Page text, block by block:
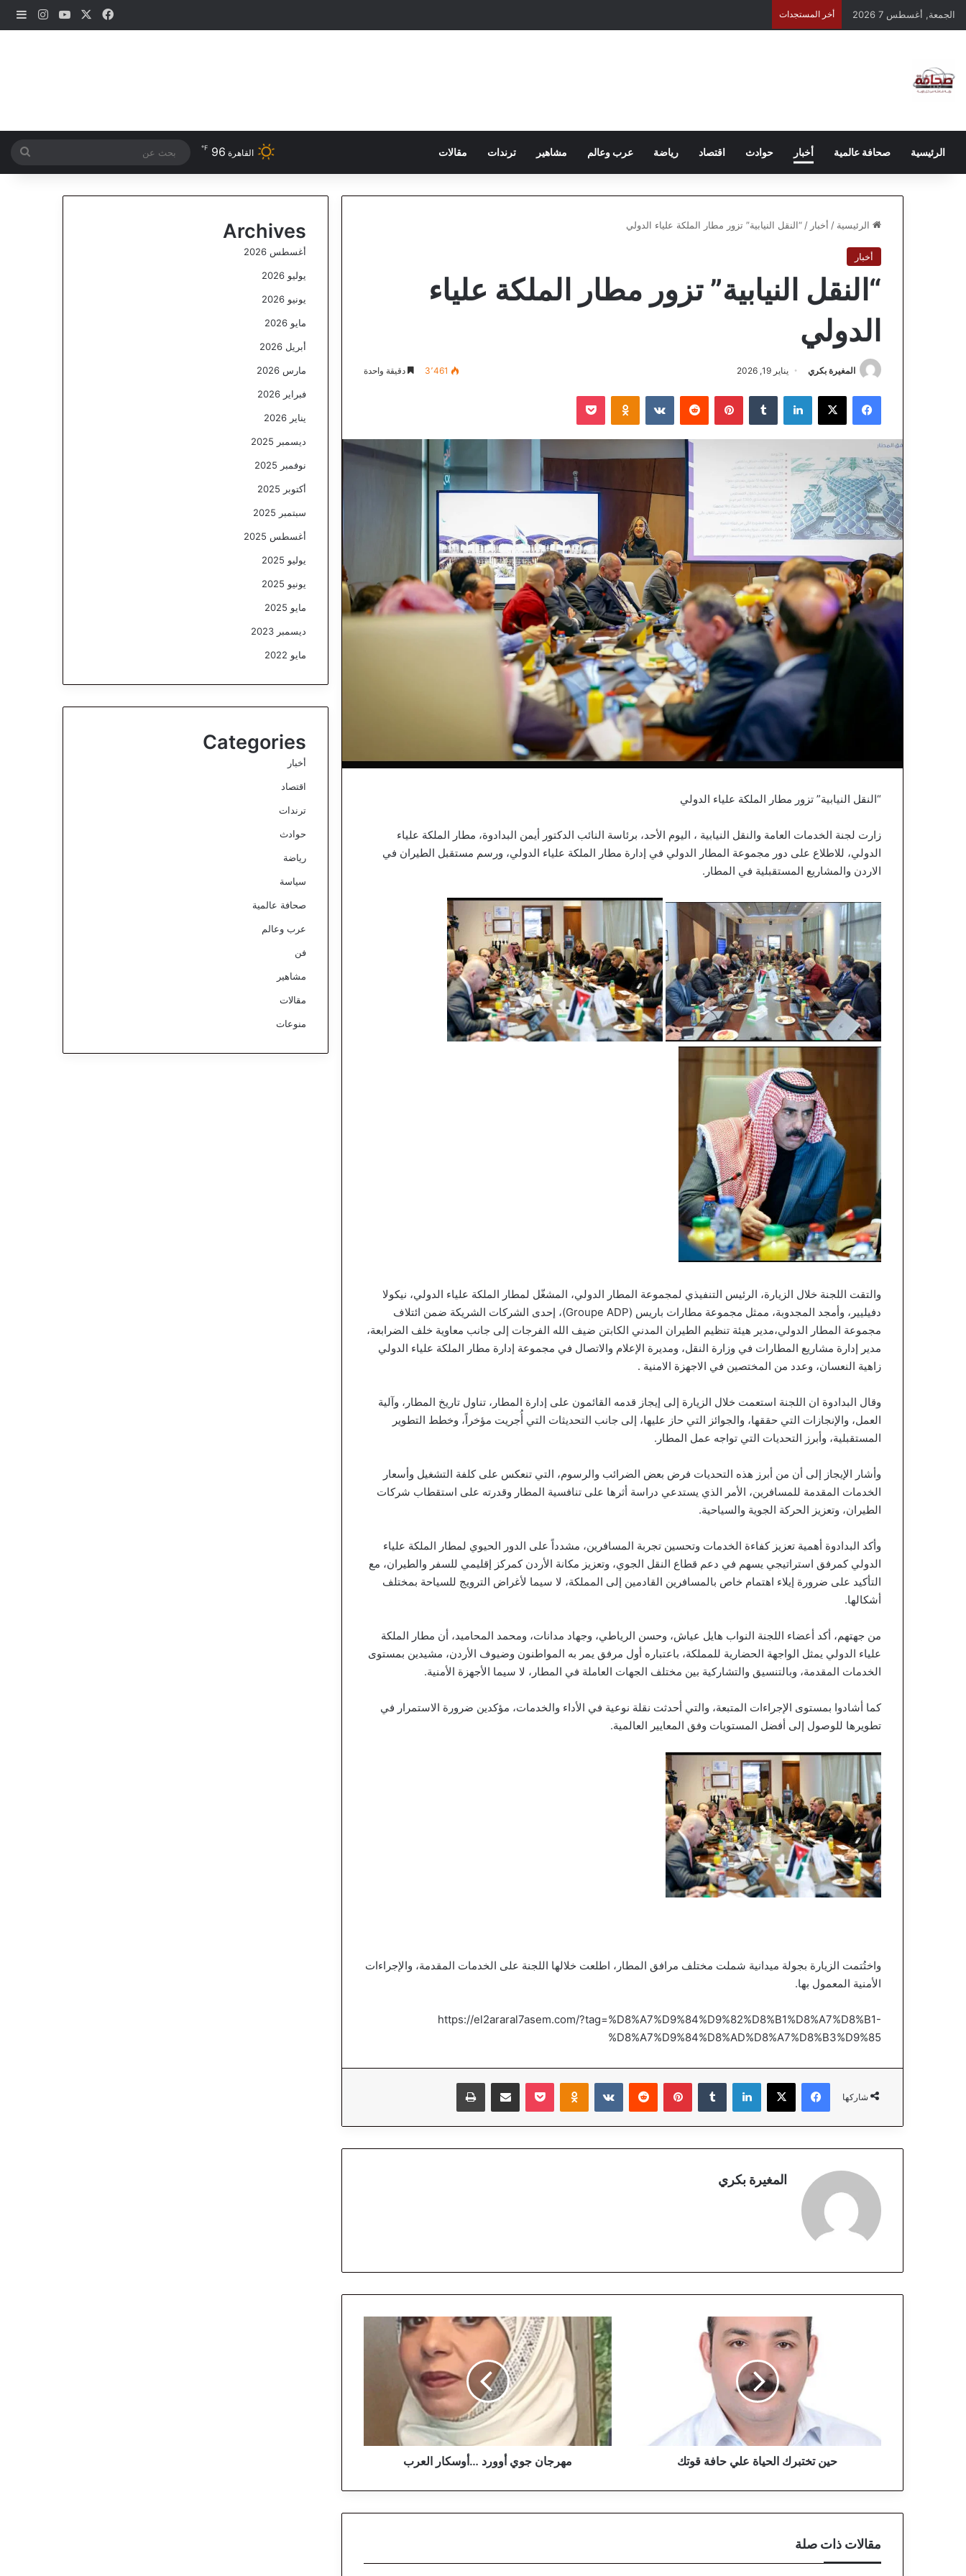
الجمعة, أغسطس 7 2026 أخر المستجدات فيسبوك ‫YouTube
الرئيسية صحافة عالمية أخبار حوادث اقتصاد رياضة عرب وعالم مشاهير ترندات مقالات القاهرة 96
℉
عن
الرئيسية / أخبار / “النقل النيابية” تزور مطار الملكة علياء الدولي
أخبار
“النقل النيابية” تزور مطار الملكة علياء
الدولي
المغيرة بكري يناير 19, 2026 3٬461 دقيقة واحدة
فيسبوك لينكدإن بينتيريست
“النقل النيابية” تزور مطار الملكة علياء الدولي
زارت لجنة الخدمات العامة والنقل النيابية ، اليوم الأحد، برئاسة النائب الدكتور أيمن البدادوة، مطار الملكة علياء
الدولي، للاطلاع على دور مجموعة المطار الدولي في إدارة مطار الملكة علياء الدولي، ورسم مستقبل الطيران في
الاردن والمشاريع المستقبلية في المطار.
والتقت اللجنة خلال الزيارة، الرئيس التنفيذي لمجموعة المطار الدولي، المشغّل لمطار الملكة علياء الدولي، نيكولا
دفيليير، وأمجد المجدوبة، ممثل مجموعة مطارات باريس (Groupe ADP)، إحدى الشركات الشريكة ضمن ائتلاف
مجموعة المطار الدولي،مدير هيئة تنظيم الطيران المدني الكابتن ضيف الله الفرجات إلى جانب معاوية خلف الضرابعة،
مدير إدارة مشاريع المطارات في وزارة النقل، ومديرة الإعلام والاتصال في مجموعة إدارة مطار الملكة علياء الدولي
زاهية النعسان، وعدد من المختصين في الاجهزة الامنية .
وقال البدادوة ان اللجنة استعمت خلال الزيارة إلى إيجاز قدمه القائمون على إدارة المطار، تناول تاريخ المطار، وآلية
العمل، والإنجازات التي حققها، والجوائز التي حاز عليها، إلى جانب التحديثات التي أُجريت مؤخراً، وخطط التطوير
المستقبلية، وأبرز التحديات التي تواجه عمل المطار.
وأشار الإيجاز إلى أن من أبرز هذه التحديات فرض بعض الضرائب والرسوم، التي تنعكس على كلفة التشغيل وأسعار
الخدمات المقدمة للمسافرين، الأمر الذي يستدعي دراسة أثرها على تنافسية المطار وقدرته على استقطاب شركات
الطيران، وتعزيز الحركة الجوية والسياحية.
وأكد البدادوة أهمية تعزيز كفاءة الخدمات وتحسين تجربة المسافرين، مشدداً على الدور الحيوي لمطار الملكة علياء
الدولي كمرفق استراتيجي يسهم في دعم قطاع النقل الجوي، وتعزيز مكانة الأردن كمركز إقليمي للسفر والطيران، مع
التأكيد على ضرورة إيلاء اهتمام خاص بالمسافرين القادمين إلى المملكة، لا سيما لأغراض الترويج للسياحة بمختلف
أشكالها.
من جهتهم، أكد أعضاء اللجنة النواب هايل عياش، وحسن الرياطي، وجهاد مدانات، ومحمد المحاميد، أن مطار الملكة
علياء الدولي يمثل الواجهة الحضارية للمملكة، باعتباره أول مرفق يمر به المواطنون وضيوف الأردن، مشيدين بمستوى
الخدمات المقدمة، وبالتنسيق والتشاركية بين مختلف الجهات العاملة في المطار، لا سيما الأجهزة الأمنية.
كما أشادوا بمستوى الإجراءات المتبعة، والتي أحدثت نقلة نوعية في الأداء والخدمات، مؤكدين ضرورة الاستمرار في
تطويرها للوصول إلى أفضل المستويات وفق المعايير العالمية.
واختُتمت الزيارة بجولة ميدانية شملت مختلف مرافق المطار، اطلعت خلالها اللجنة على الخدمات المقدمة، والإجراءات
الأمنية المعمول بها.
https://el2araral7asem.com/?tag=%D8%A7%D9%84%D9%82%D8%B1%D8%A7%D8%B1-
%D8%A7%D9%84%D8%AD%D8%A7%D8%B3%D9%85
شاركها
فيسبوك لينكدإن بينتيريست
المغيرة بكري
ك
ح
ع
ل
حين تختبرك الحياة علي حافة قوتك
م
ه
ر
ج
ا
ن
ج
و
ي
و
و
مهرجان جوي أوورد …أوسكار العرب
مقالات ذات صلة
Archives
أغسطس 2026
يوليو 2026
يونيو 2026
مايو 2026
أبريل 2026
مارس 2026
فبراير 2026
يناير 2026
ديسمبر 2025
نوفمبر 2025
أكتوبر 2025
سبتمبر 2025
أغسطس 2025
يوليو 2025
يونيو 2025
مايو 2025
ديسمبر 2023
مايو 2022
Categories
أخبار
اقتصاد
ترندات
حوادث
رياضة
سياسة
صحافة عالمية
عرب وعالم
فن
مشاهير
مقالات
منوعات